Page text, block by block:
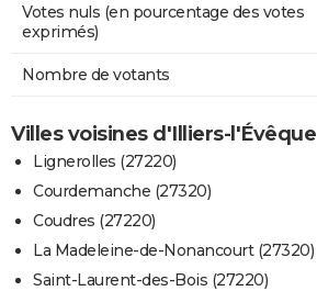
Votes nuls (en pourcentage des votes
exprimés)
Nombre de votants
Villes voisines d'Illiers-l'Évêque
Lignerolles (27220)
Courdemanche (27320)
Coudres (27220)
La Madeleine-de-Nonancourt (27320)
Saint-Laurent-des-Bois (27220)